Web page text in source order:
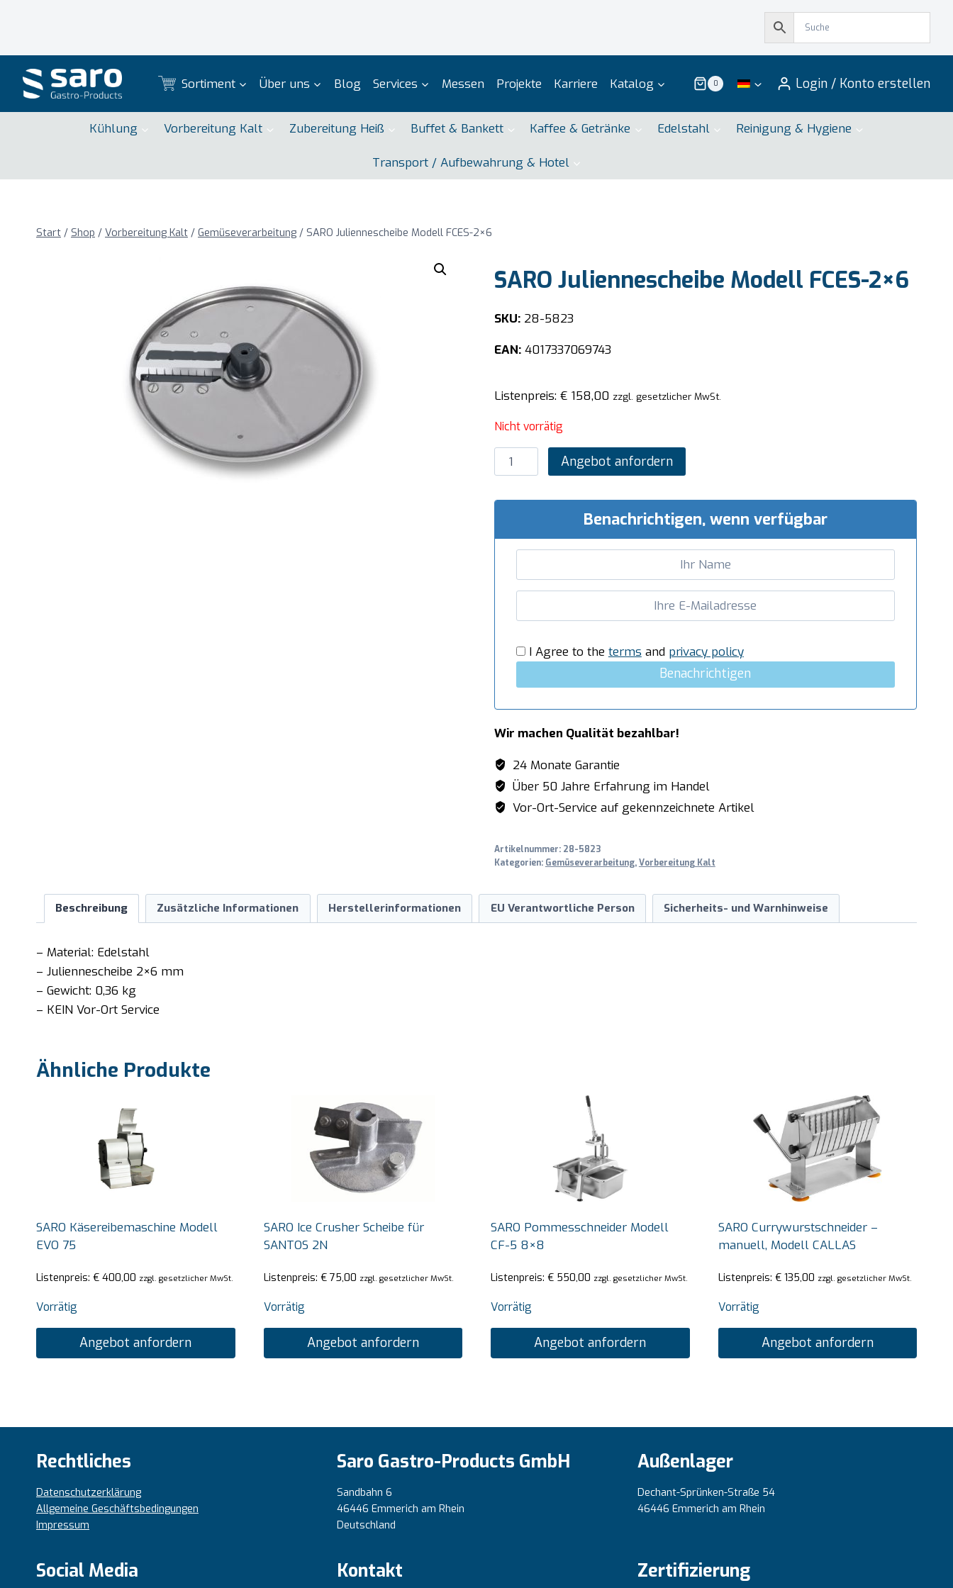
Sortiment Über uns Blog Services Messen Projekte Karriere Katalog 0 Login / Konto erstellen
Kühlung Vorbereitung Kalt Zubereitung Heiß Buffet & Bankett Kaffee & Getränke Edelstahl Reinigung & Hygiene
Transport / Aufbewahrung & Hotel
Start / Shop / Vorbereitung Kalt / Gemüseverarbeitung / SARO Juliennescheibe Modell FCES-2×6
SARO Juliennescheibe Modell FCES-2×6
SKU:28-5823
EAN:4017337069743
Listenpreis: €158,00 zzgl. gesetzlicher MwSt.
Nicht vorrätig
SARO
Juliennescheibe
Menge
Angebot anfordern
Benachrichtigen, wenn verfügbar
I Agree to the terms and privacy policy
Benachrichtigen
Wir machen Qualität bezahlbar!
24 Monate Garantie
Über 50 Jahre Erfahrung im Handel
Vor-Ort-Service auf gekennzeichnete Artikel
Artikelnummer: 28-5823
Kategorien: Gemüseverarbeitung,Vorbereitung Kalt
Beschreibung Zusätzliche Informationen Herstellerinformationen EU Verantwortliche Person Sicherheits- und Warnhinweise
– Material: Edelstahl
– Juliennescheibe 2×6 mm
– Gewicht: 0,36 kg
– KEIN Vor-Ort Service
Ähnliche Produkte
SARO Käsereibemaschine Modell
EVO 75
Listenpreis: € 400,00 zzgl. gesetzlicher MwSt.
Vorrätig
Angebot anfordern
SARO Ice Crusher Scheibe für
SANTOS 2N
Listenpreis: €75,00 zzgl. gesetzlicher MwSt.
Vorrätig
Angebot anfordern
SARO Pommesschneider Modell
CF-5 8×8
Listenpreis: € 550,00 zzgl. gesetzlicher MwSt.
Vorrätig
Angebot anfordern
SARO Currywurstschneider –
manuell, Modell CALLAS
Listenpreis: €135,00 zzgl. gesetzlicher MwSt.
Vorrätig
Angebot anfordern
Rechtliches
Datenschutzerklärung
Allgemeine Geschäftsbedingungen
Impressum
Saro Gastro-Products GmbH
Sandbahn 6
46446 Emmerich am Rhein
Deutschland
Außenlager
Dechant-Sprünken-Straße 54
46446 Emmerich am Rhein
Social Media Kontakt Zertifizierung